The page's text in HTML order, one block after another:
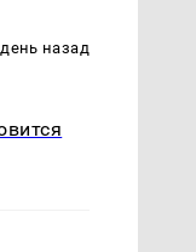
день назад